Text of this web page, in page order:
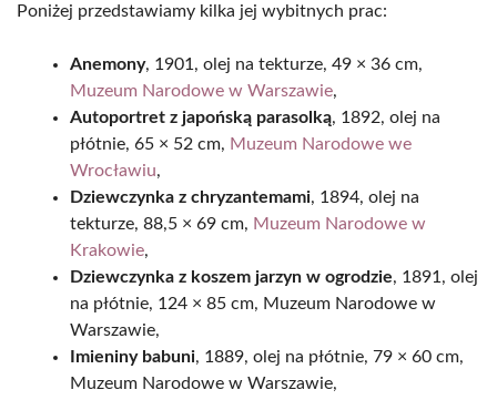
Poniżej przedstawiamy kilka jej wybitnych prac:
Anemony, 1901, olej na tekturze, 49 × 36 cm,
Muzeum Narodowe w Warszawie,
Autoportret z japońską parasolką, 1892, olej na
płótnie, 65 × 52 cm, Muzeum Narodowe we
Wrocławiu,
Dziewczynka z chryzantemami, 1894, olej na
tekturze, 88,5 × 69 cm, Muzeum Narodowe w
Krakowie,
Dziewczynka z koszem jarzyn w ogrodzie, 1891, olej
na płótnie, 124 × 85 cm, Muzeum Narodowe w
Warszawie,
Imieniny babuni, 1889, olej na płótnie, 79 × 60 cm,
Muzeum Narodowe w Warszawie,